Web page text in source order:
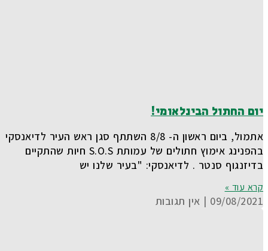
יום החתול הבינלאומי!
אתמול, ביום ראשון ה- 8/8 השתתף סגן ראש העיר לדיאנסקי
בהפנינג אימוץ חתולים של עמותת S.O.S חיות שהתקיים
בדיזנגוף סנטר . לדיאנסקי: "בעיר שלנו יש
קרא עוד »
09/08/2021 אין תגובות